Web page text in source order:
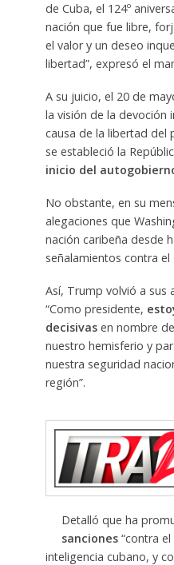
de Cuba, el 124º
nación que fue libre,
el valor y un deseo
libertad”, expresó el
A su juicio, el 20 de
la visión de la devoción
causa de la libertad del
se estableció la
inicio del
No obstante, en su
alegaciones que
nación caribeña desde
señalamientos contra
Así, Trump volvió a sus
“Como presidente,
decisivasen nombre
nuestro hemisferio y
nuestra seguridad
región”.
Detalló que ha
sanciones“contra el
inteligencia cubano, y